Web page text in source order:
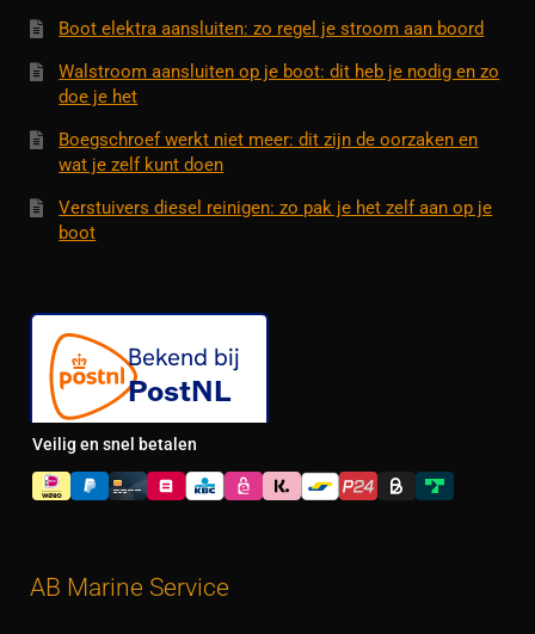
Boot elektra aansluiten: zo regel je stroom aan boord
Walstroom aansluiten op je boot: dit heb je nodig en zo
doe je het
Boegschroef werkt niet meer: dit zijn de oorzaken en
wat je zelf kunt doen
Verstuivers diesel reinigen: zo pak je het zelf aan op je
boot
Veilig en snel betalen
AB Marine Service